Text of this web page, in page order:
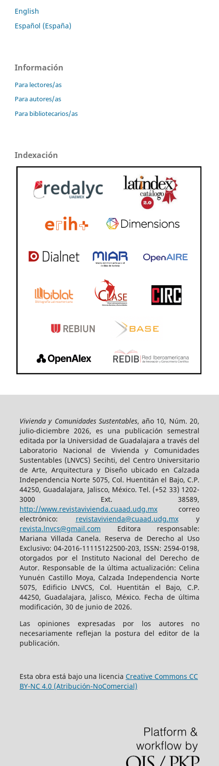
English
Español (España)
Información
Para lectores/as
Para autores/as
Para bibliotecarios/as
Indexación
Vivienda y Comunidades Sustentables, año 10, Núm. 20,
julio-diciembre 2026, es una publicación semestral
editada por la Universidad de Guadalajara a través del
Laboratorio Nacional de Vivienda y Comunidades
Sustentables (LNVCS) Secihti, del Centro Universitario
de Arte, Arquitectura y Diseño ubicado en Calzada
Independencia Norte 5075, Col. Huentitán el Bajo, C.P.
44250, Guadalajara, Jalisco, México. Tel. (+52 33) 1202-
3000 Ext. 38589,
http://www.revistavivienda.cuaad.udg.mxcorreo
electrónico: revistavivienda@cuaad.udg.mxy
revista.lnvcs@gmail.com Editora responsable:
Mariana Villada Canela. Reserva de Derecho al Uso
Exclusivo: 04-2016-11115122500-203, ISSN: 2594-0198,
otorgados por el Instituto Nacional del Derecho de
Autor. Responsable de la última actualización: Celina
Yunuén Castillo Moya, Calzada Independencia Norte
5075, Edificio LNVCS, Col. Huentitán el Bajo, C.P.
44250, Guadalajara, Jalisco, México. Fecha de última
modificación, 30 de junio de 2026.
Las opiniones expresadas por los autores no
necesariamente reflejan la postura del editor de la
publicación.
Esta obra está bajo una licencia Creative Commons CC
BY-NC 4.0 (Atribución-NoComercial)